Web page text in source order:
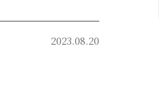
2023.08.20